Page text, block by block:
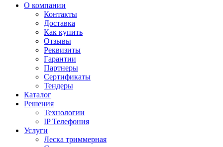
О компании
Контакты
Доставка
Как купить
Отзывы
Реквизиты
Гарантии
Партнеры
Сертификаты
Тендеры
Каталог
Решения
Технологии
IP Телефония
Услуги
Леска триммерная